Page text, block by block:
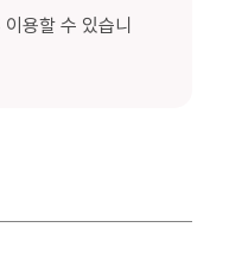
용할 수 있습니